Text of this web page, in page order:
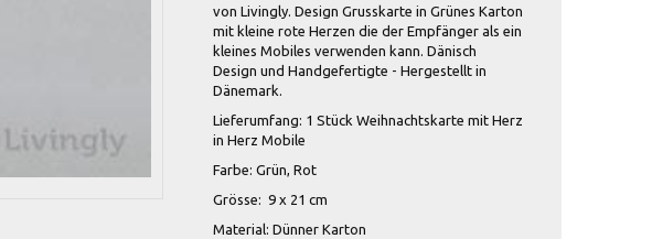
von Livingly. Design Grusskarte in Grünes Karton
mit kleine rote Herzen die der Empfänger als ein
kleines Mobiles verwenden kann. Dänisch
Design und Handgefertigte - Hergestellt in
Dänemark.
Lieferumfang: 1 Stück Weihnachtskarte mit Herz
in Herz Mobile
Farbe: Grün, Rot
Grösse: 9 x 21 cm
Material: Dünner Karton